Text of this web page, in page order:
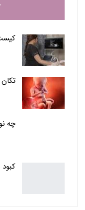
کیست 25 میلی متری
چه